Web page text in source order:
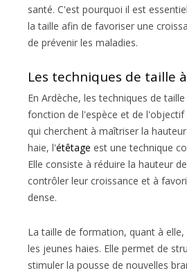
santé. C'est pourquoi il est
la taille afin de favoriser une
de prévenir les maladies.
Les techniques de taille
En Ardèche, les techniques de
fonction de l'espèce et de l'objectif
qui cherchent à maîtriser la
haie, l'étêtage est une technique
Elle consiste à réduire la hauteur
contrôler leur croissance et à
dense.
La taille de formation, quant à
les jeunes haies. Elle permet de
stimuler la pousse de nouvelles